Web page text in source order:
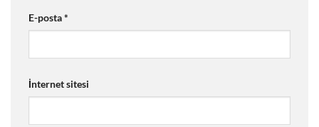
E-posta*
İnternet sitesi